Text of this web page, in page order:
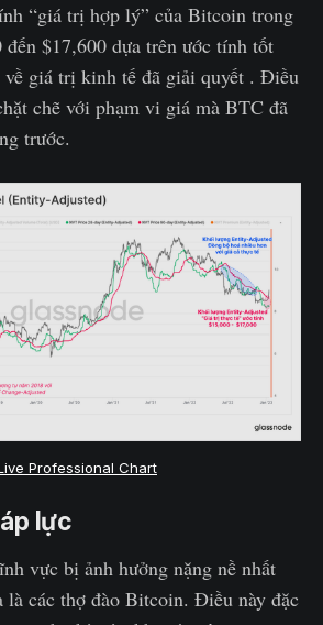
“giá trị hợp lý” của Bitcoin trong
$17,600 dựa trên ước tính tốt
về giá trị kinh tế đã giải quyết . Điều
chẽ với phạm vi giá mà BTC đã
trước.
Professional Chart
lực
vực bị ảnh hưởng nặng nề nhất
là các thợ đào Bitcoin. Điều này đặc